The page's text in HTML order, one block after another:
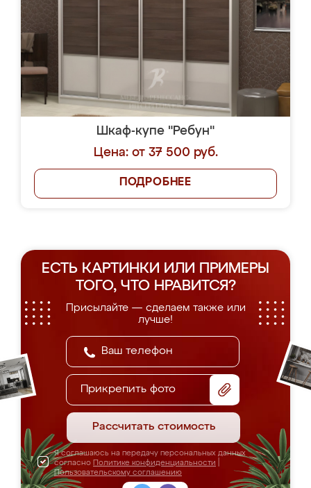
Шкаф-купе "Ребун"
Цена: от 37 500 руб.
ПОДРОБНЕЕ
ЕСТЬ КАРТИНКИ ИЛИ ПРИМЕРЫ
ТОГО, ЧТО НРАВИТСЯ?
Присылайте — сделаем также или
лучше!
Прикрепить фото
Рассчитать стоимость
Я соглашаюсь на передачу персональных данных
согласно Политике конфиденциальности
Пользовательскому соглашению